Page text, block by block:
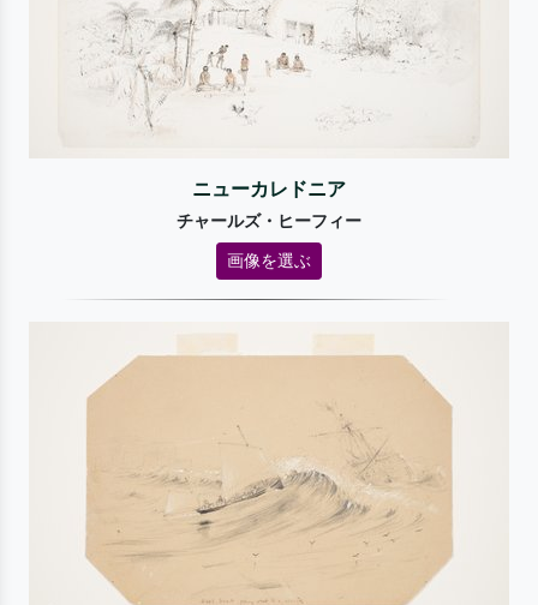
ニューカレドニア
チャールズ・ヒーフィー
画像を選ぶ